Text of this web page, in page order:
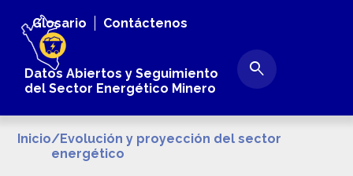
Glosario Contáctenos
Datos Abiertos y Seguimiento
del Sector Energético Minero
search
Inicio
Evolución y proyección del sector
energético